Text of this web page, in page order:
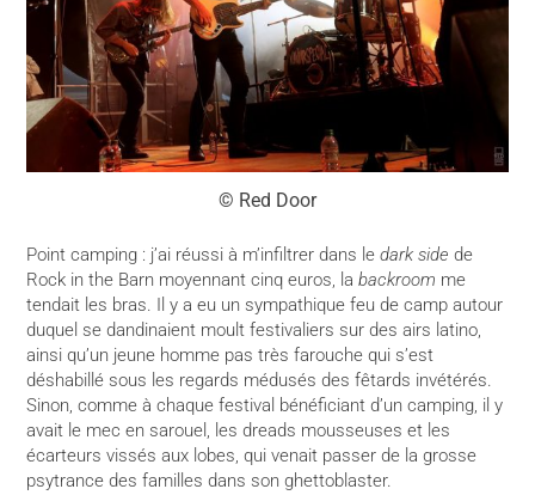
© Red Door
Point camping : j’ai réussi à m’infiltrer dans ledark side de
Rock in the Barn moyennant cinq euros, labackroom me
tendait les bras. Il y a eu un sympathique feu de camp autour
duquel se dandinaient moult festivaliers sur des airs latino,
ainsi qu’un jeune homme pas très farouche qui s’est
déshabillé sous les regards médusés des fêtards invétérés.
Sinon, comme à chaque festival bénéficiant d’un camping, il y
avait le mec en sarouel, les dreads mousseuses et les
écarteurs vissés aux lobes, qui venait passer de la grosse
psytrance des familles dans son ghettoblaster.